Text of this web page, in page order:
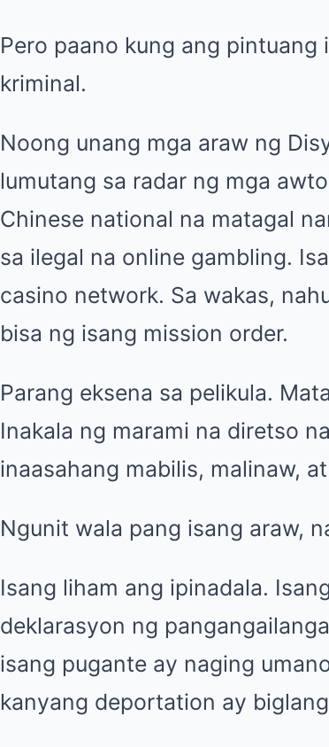
Pero paano kung ang
kriminal.
Noong unang mga araw ng
lumutang sa radar ng mga
Chinese national na matagal
sa ilegal na online gambling.
casino network. Sa wakas,
bisa ng isang mission order.
Parang eksena sa pelikula.
Inakala ng marami na diretso
inaasahang mabilis, malinaw,
Ngunit wala pang isang araw,
Isang liham ang ipinadala.
deklarasyon ng
isang pugante ay naging
kanyang deportation ay